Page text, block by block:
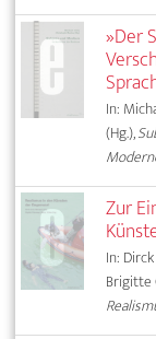
»Der
In:
(Hg.),
Zur
In:
Brigitte